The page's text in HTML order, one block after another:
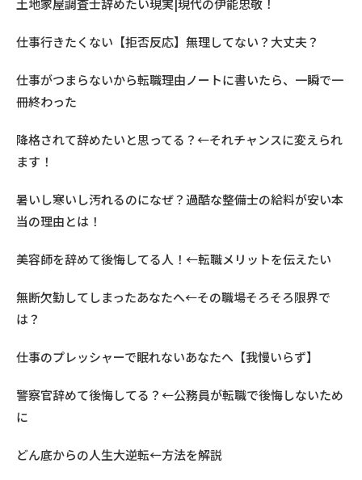
土地家屋調査士辞めたい現実|現代の伊能忠敬！
仕事行きたくない【拒否反応】無理してない？大丈夫？
仕事がつまらないから転職理由ノートに書いたら、一瞬で一
冊終わった
降格されて辞めたいと思ってる？←それチャンスに変えられ
ます！
暑いし寒いし汚れるのになぜ？過酷な整備士の給料が安い本
当の理由とは！
美容師を辞めて後悔してる人！←転職メリットを伝えたい
無断欠勤してしまったあなたへ←その職場そろそろ限界で
は？
仕事のプレッシャーで眠れないあなたへ【我慢いらず】
警察官辞めて後悔してる？←公務員が転職で後悔しないため
に
どん底からの人生大逆転←方法を解説